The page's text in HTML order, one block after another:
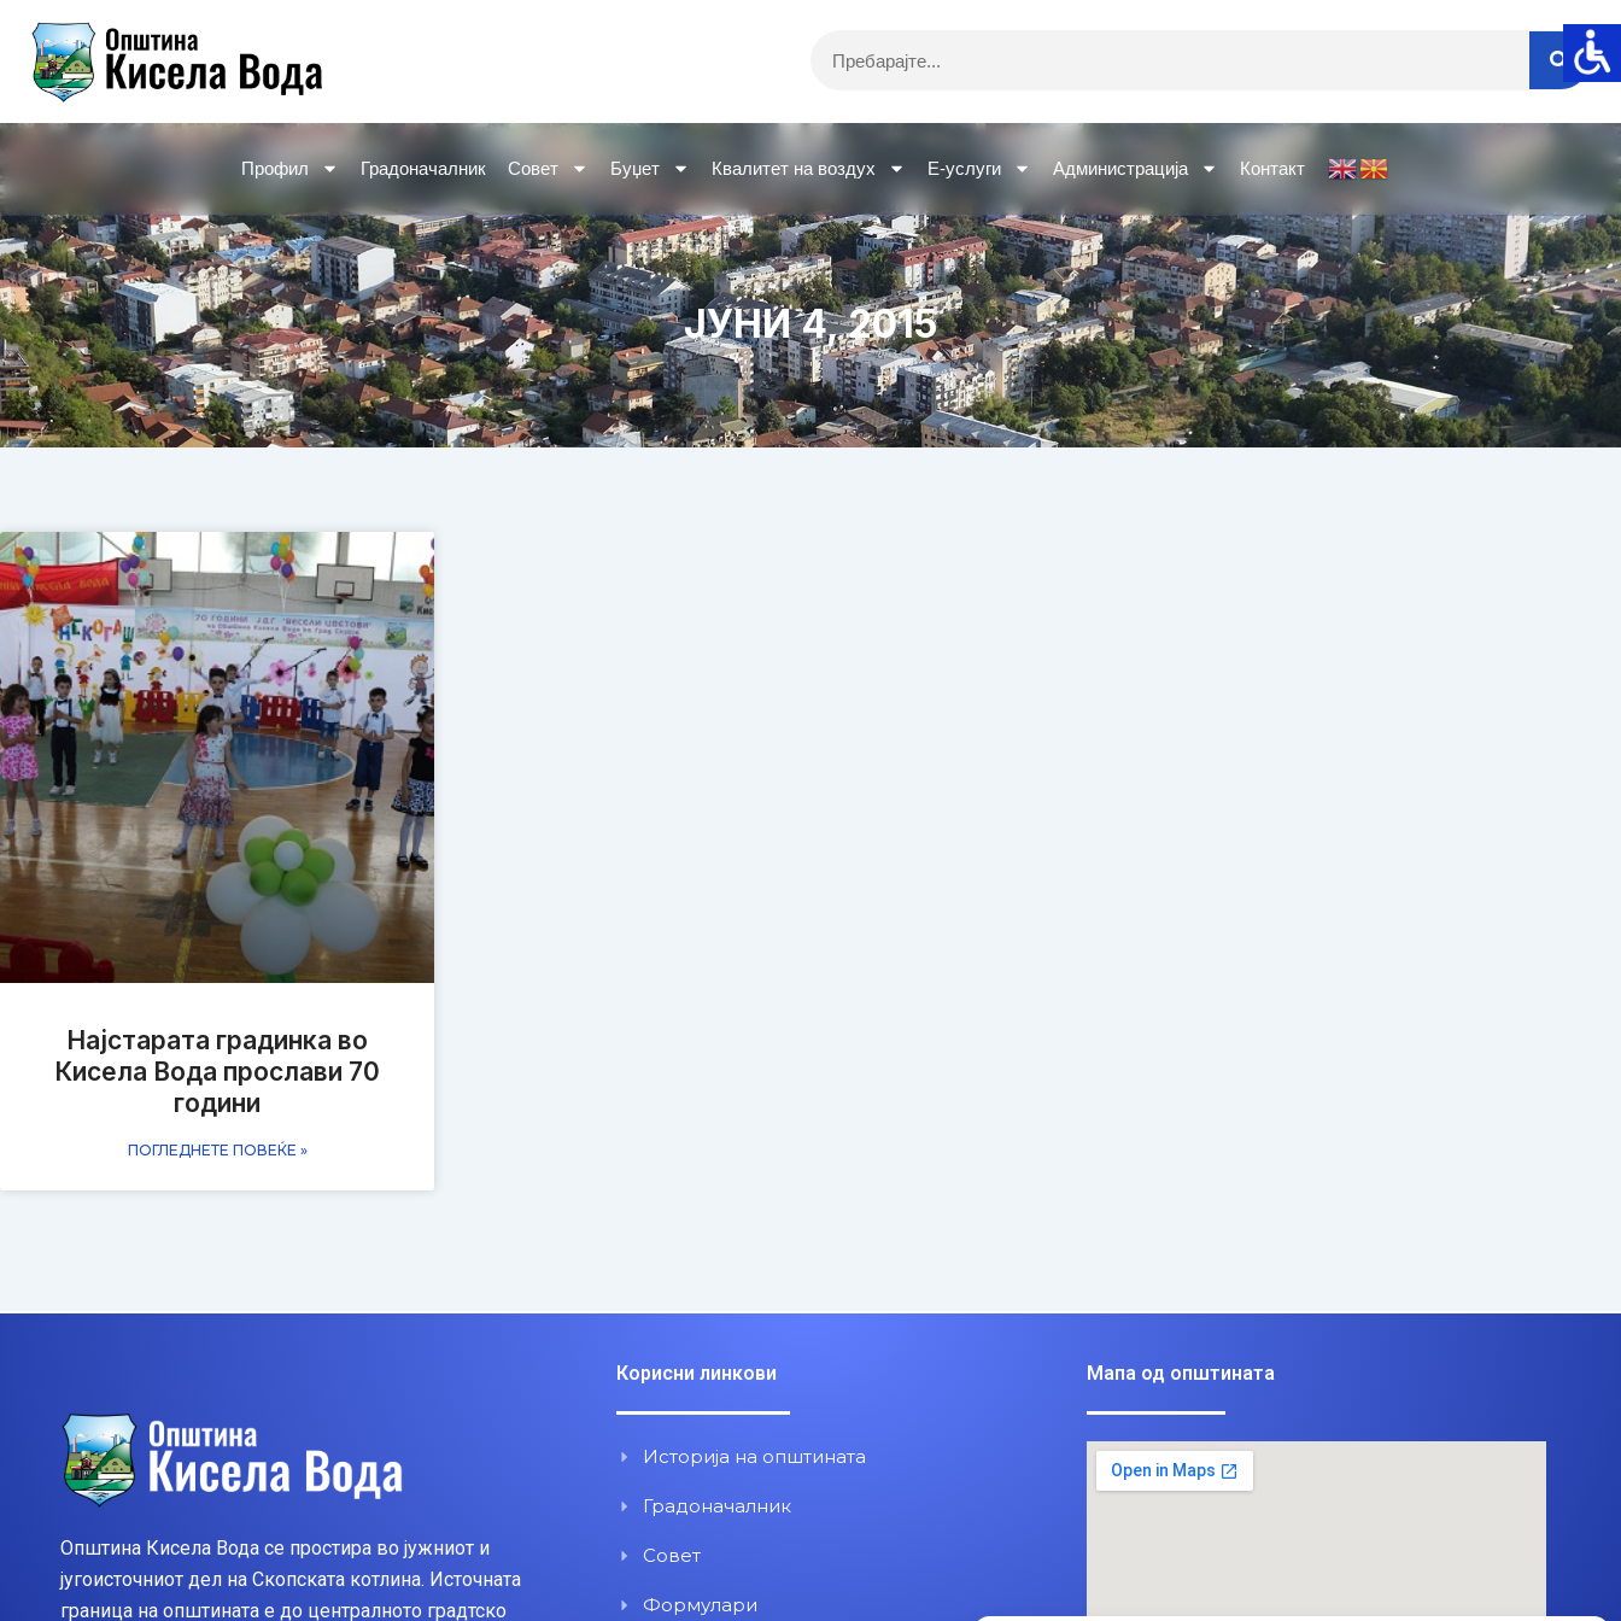
content
Профил Градоначалник Совет Буџет Квалитет на воздух Е-услуги Администрација Контакт
ЈУНИ 4, 2015
Најстарата градинка во
Кисела Вода прослави 70
години
ПОГЛЕДНЕТЕ ПОВЕЌЕ »
Општина Кисела Вода се простира во јужниот и
југоисточниот дел на Скопската котлина. Источната
граница на општината е до централното градтско
Корисни линкови
Историја на општината
Градоначалник
Совет
Формулари
Мапа од општината